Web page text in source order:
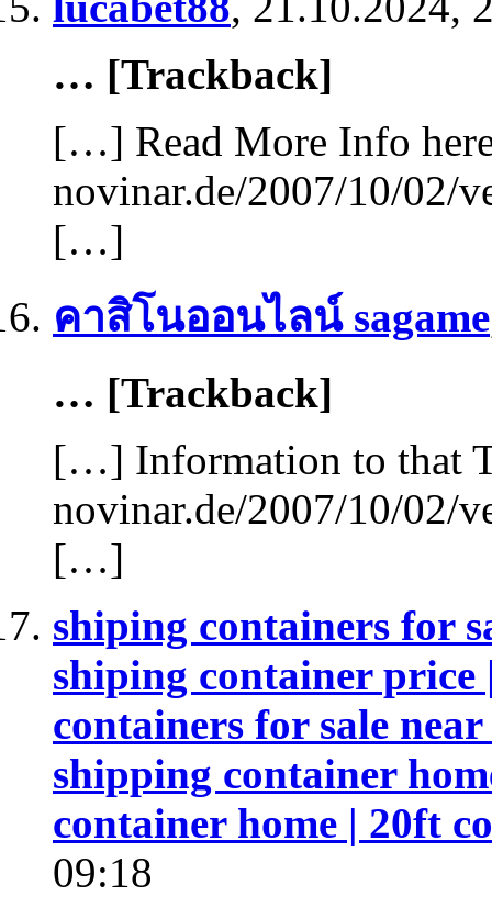
… [Trackback]
[…] Read More Info
novinar.de/2007/10/02/
[…]
คาสิโนออนไลน์ sagame
… [Trackback]
[…] Information to that
novinar.de/2007/10/02/
[…]
shiping containers for
shiping container price
containers for sale
shipping container
container home | 20ft
09:18